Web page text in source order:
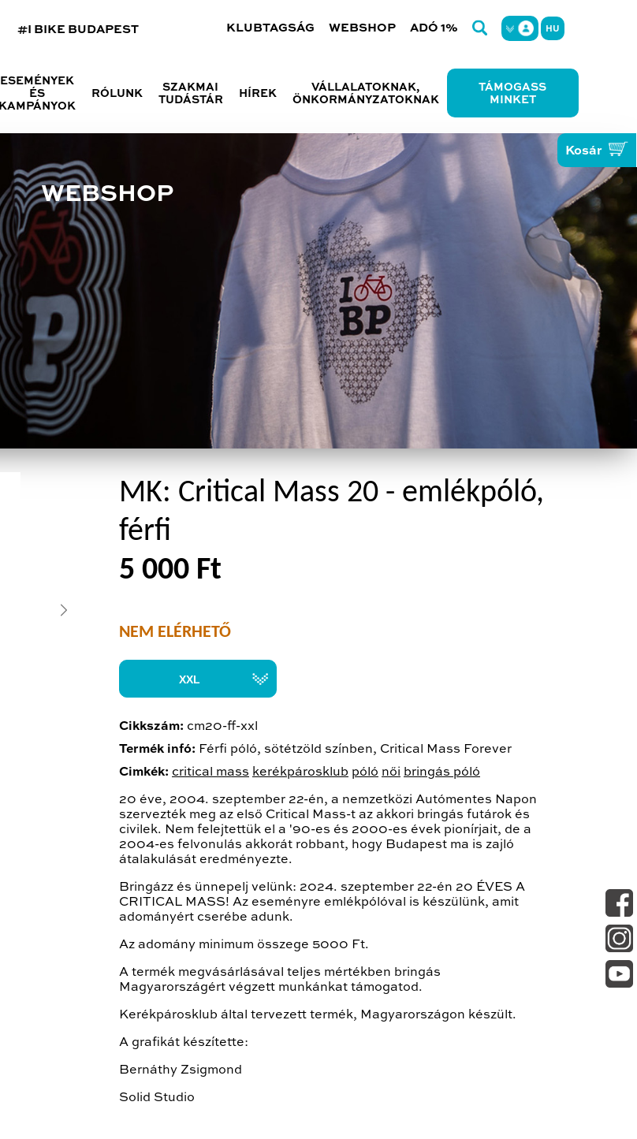
#I BIKE BUDAPEST KLUBTAGSÁG WEBSHOP ADÓ 1% HU
ESEMÉNYEK
ÉS
KAMPÁNYOK
RÓLUNK
SZAKMAI
TUDÁSTÁR
HÍREK
VÁLLALATOKNAK,
ÖNKORMÁNYZATOKNAK
TÁMOGASS
MINKET
Kosár
WEBSHOP
MK: Critical Mass 20 - emlékpóló,
férfi
5 000 Ft
NEM ELÉRHETŐ
XXL
Cikkszám: cm20-ff-xxl
Termék infó: Férfi póló, sötétzöld színben, Critical Mass Forever
Cimkék: critical mass kerékpárosklub póló női bringás póló
20 éve, 2004. szeptember 22-én, a nemzetközi Autómentes Napon
szervezték meg az első Critical Mass-t az akkori bringás futárok és
civilek. Nem felejtettük el a '90-es és 2000-es évek pionírjait, de a
2004-es felvonulás akkorát robbant, hogy Budapest ma is zajló
átalakulását eredményezte.
Bringázz és ünnepelj velünk: 2024. szeptember 22-én 20 ÉVES A
CRITICAL MASS! Az eseményre emlékpólóval is készülünk, amit
adományért cserébe adunk.
Az adomány minimum összege 5000 Ft.
A termék megvásárlásával teljes mértékben bringás
Magyarországért végzett munkánkat támogatod.
Kerékpárosklub által tervezett termék, Magyarországon készült.
A grafikát készítette:
Bernáthy Zsigmond
Solid Studio